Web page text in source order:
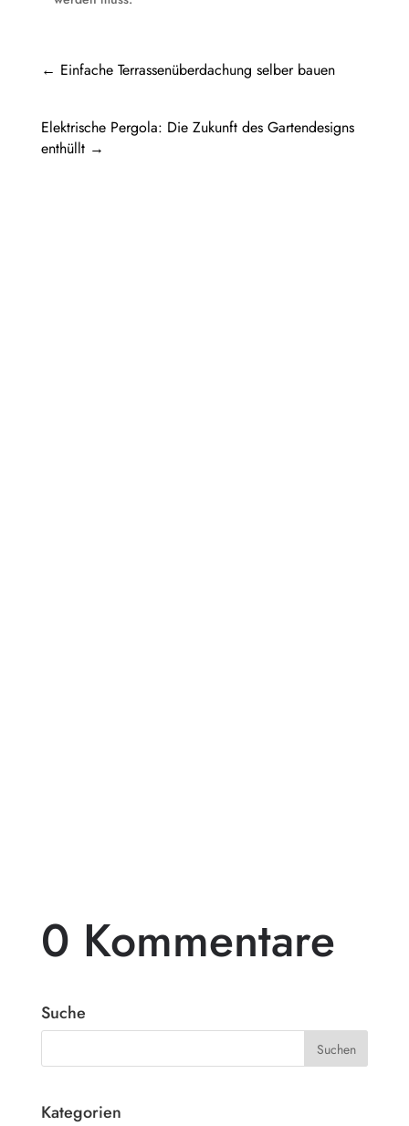
← Einfache Terrassenüberdachung selber bauen
Elektrische Pergola: Die Zukunft des Gartendesigns
enthüllt→
0 Kommentare
Suche
Kategorien